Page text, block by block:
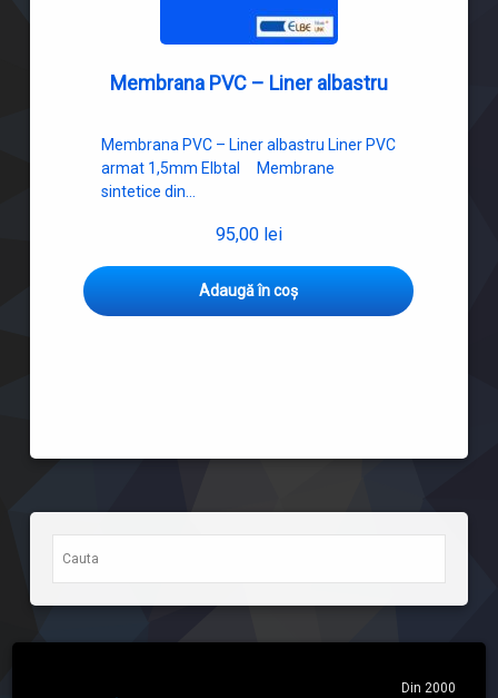
Membrana PVC – Liner albastru
Membrana PVC – Liner albastru Liner PVC
armat 1,5mm Elbtal Membrane
sintetice din…
95,00 lei
Adaugă în coș
Din 2000